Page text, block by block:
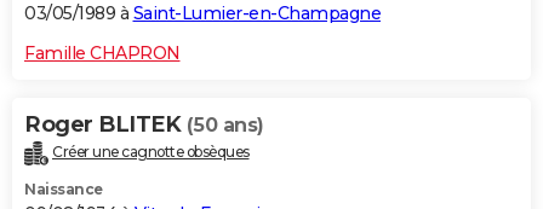
03/05/1989 à Saint-Lumier-en-Champagne
Famille CHAPRON
Roger BLITEK (50 ans)
Créer une cagnotte obsèques
Naissance